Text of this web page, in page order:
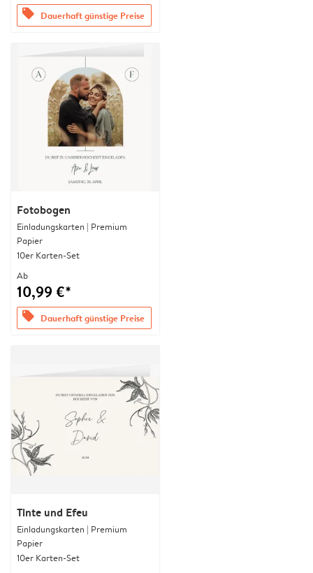
offers Dauerhaft günstige Preise
Fotobogen
Einladungskarten | Premium
Papier
10er Karten-Set
Ab
10,99 €*
offers Dauerhaft günstige Preise
Tinte und Efeu
Einladungskarten | Premium
Papier
10er Karten-Set